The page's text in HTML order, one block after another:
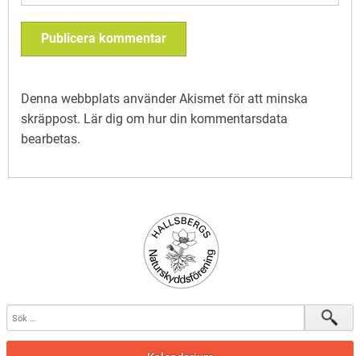
Denna webbplats använder Akismet för att minska
skräppost. Lär dig om hur din kommentarsdata
bearbetas.